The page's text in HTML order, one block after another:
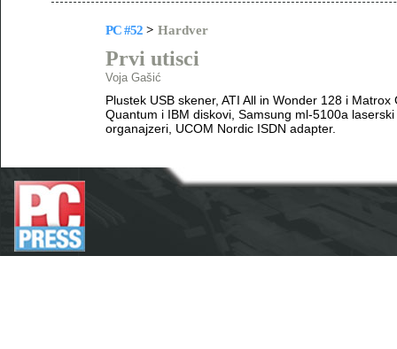
PC #52 > Hardver
Prvi utisci
Voja Gašić
Plustek USB skener, ATI All in Wonder 128 i
Quantum i IBM diskovi, Samsung ml-5100a
organajzeri, UCOM Nordic ISDN adapter.